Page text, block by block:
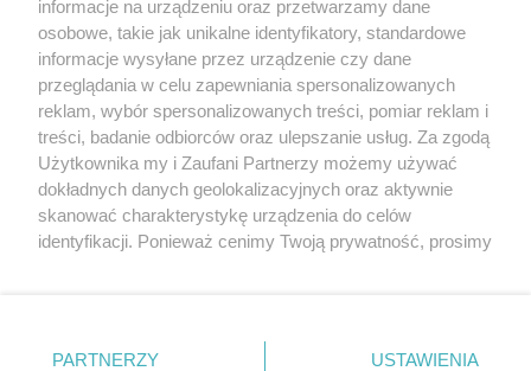
Nie zapomnij
zapoznać się z:
polityką prywatności regulamin korzystania z portali
Twojemiasto
Piekary Śląskie
Chorzów
Tarnowskie Góry
Gliwice
Skontaktuj sięz nami
Kontakt
Wydawca
Pogoda
informacje na urządzeniu oraz przetwarzamy dane
osobowe, takie jak unikalne identyfikatory, standardowe
informacje wysyłane przez urządzenie czy dane
przeglądania w celu zapewniania spersonalizowanych
reklam, wybór spersonalizowanych treści, pomiar reklam i
treści, badanie odbiorców oraz ulepszanie usług. Za zgodą
Użytkownika my i Zaufani Partnerzy możemy używać
dokładnych danych geolokalizacyjnych oraz aktywnie
skanować charakterystykę urządzenia do celów
identyfikacji. Ponieważ cenimy Twoją prywatność, prosimy
prywatności znajdujący się w lewym dolnym rogu strony
PARTNERZY USTAWIENIA